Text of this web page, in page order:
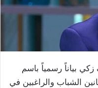
بياناً رسمياً باسم
الشباب والراغبين في